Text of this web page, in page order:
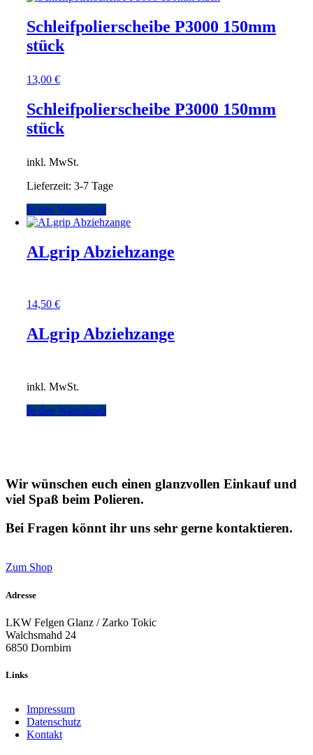
Schleifpolierscheibe P3000 150mm
stück
13,00 €
Schleifpolierscheibe P3000 150mm
stück
inkl. MwSt.
Lieferzeit: 3-7 Tage
In den Warenkorb
ALgrip Abziehzange
14,50 €
ALgrip Abziehzange
inkl. MwSt.
In den Warenkorb
Wir wünschen euch einen glanzvollen Einkauf und
viel Spaß beim Polieren.
Bei Fragen könnt ihr uns sehr gerne kontaktieren.
Zum Shop
Adresse
LKW Felgen Glanz / Zarko Tokic
Walchsmahd 24
6850 Dornbirn
Links
Impressum
Datenschutz
Kontakt